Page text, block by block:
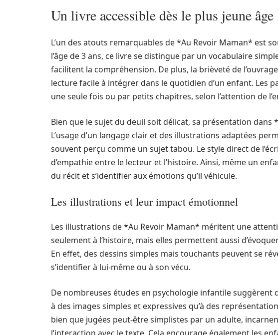
Un livre accessible dès le plus jeune âge
L’un des atouts remarquables de *Au Revoir Maman* est
l’âge de 3 ans, ce livre se distingue par un vocabulaire
facilitent la compréhension. De plus, la brièveté de
lecture facile à intégrer dans le quotidien d’un enfant. Les
une seule fois ou par petits chapitres, selon l’attention de
Bien que le sujet du deuil soit délicat, sa présentation dans
L’usage d’un langage clair et des illustrations adaptées
souvent perçu comme un sujet tabou. Le style direct de
d’empathie entre le lecteur et l’histoire. Ainsi, même un
du récit et s’identifier aux émotions qu’il véhicule.
Les illustrations et leur impact émotionnel
Les illustrations de *Au Revoir Maman* méritent une
seulement à l’histoire, mais elles permettent aussi
En effet, des dessins simples mais touchants peuvent se
s’identifier à lui-même ou à son vécu.
De nombreuses études en psychologie infantile suggèrent
à des images simples et expressives qu’à des
bien que jugées peut-être simplistes par un adulte,